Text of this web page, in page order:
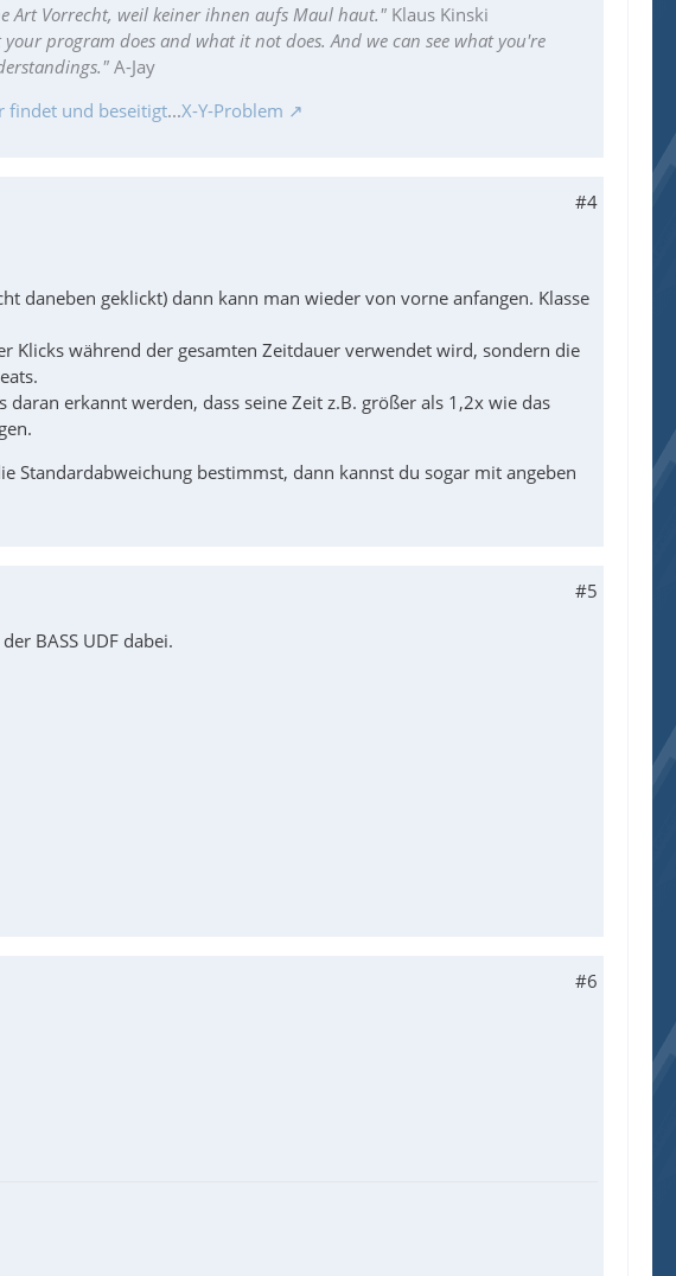
Art Vorrecht, weil keiner ihnen aufs Maul haut." Klaus Kinski
program does and what it not does. And we can see what you're
A-Jay
findet und beseitigt...X-Y-Problem
#4
daneben geklickt) dann kann man wieder von vorne anfangen. Klasse
Klicks während der gesamten Zeitdauer verwendet wird, sondern die
erkannt werden, dass seine Zeit z.B. größer als 1,2x wie das
Standardabweichung bestimmst, dann kannst du sogar mit angeben
#5
BASS UDF dabei.
#6